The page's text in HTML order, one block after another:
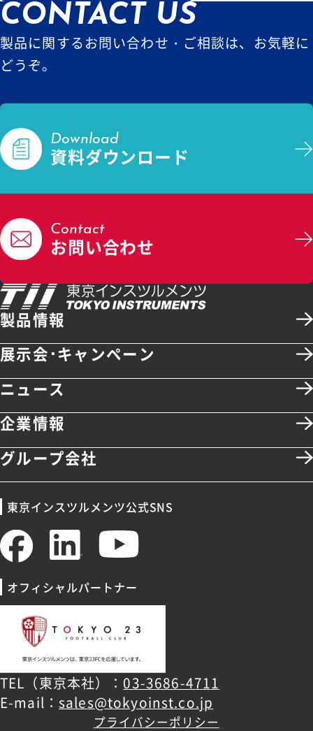
CONTACT US
製品に関するお問い合わせ・ご相談は、お気軽に
どうぞ。
Download
資料ダウンロード
Contact
お問い合わせ
製品情報
展示会･キャンペーン
ニュース
企業情報
グループ会社
東京インスツルメンツ公式SNS
オフィシャルパートナー
TEL（東京本社）： 03-3686-4711
E-mail：sales@tokyoinst.co.jp
プライバシーポリシー